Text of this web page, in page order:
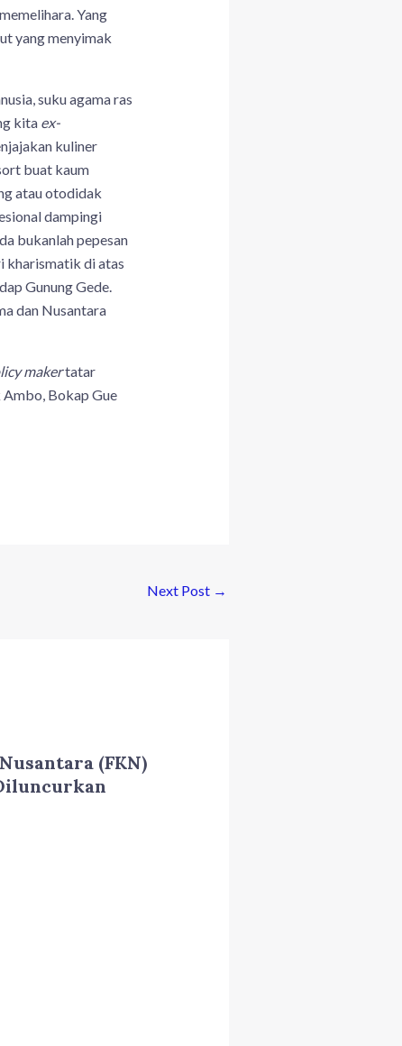
Yang
yang menyimak
suku agama ras
kita ex-
kuliner
buat kaum
atau otodidak
dampingi
bukanlah pepesan
kharismatik di atas
Gunung Gede.
dan Nusantara
makertatar
Bokap Gue
Next Post →
(FKN)